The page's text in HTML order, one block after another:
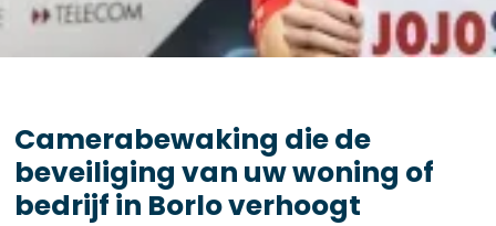
Camerabewaking die de
beveiliging van uw woning of
bedrijf in Borlo verhoogt